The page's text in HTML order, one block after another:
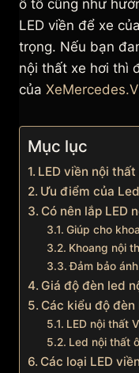
ô tô cũng như
LED viền để xe
trọng. Nếu bạn
nội thất xe hơi thì
của
Mục lục
LED viền nội
Ưu điểm của
Có nên lắp LED
Giúp cho
Khoang nội
Đảm bảo
Giá độ đèn led
Các kiểu độ
LED nội thất
Led nội thất
Các loại LED